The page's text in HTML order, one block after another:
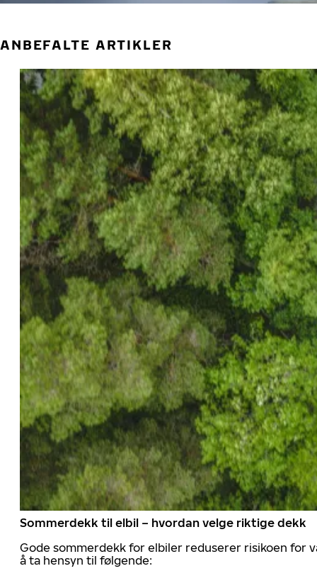
ANBEFALTE ARTIKLER
Sommerdekk til elbil – hvordan velge riktige dekk
Gode sommerdekk for elbiler reduserer risikoen for
å ta hensyn til følgende: